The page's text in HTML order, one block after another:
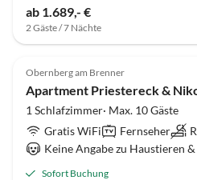
ab 1.689,- €
2 Gäste / 7 Nächte
Obernberg am Brenner
Apartment Priestereck &
1 Schlafzimmer· Max. 10 Gäste
Gratis WiFi
Fernseher
Keine Angabe zu Haustieren
Sofort Buchung